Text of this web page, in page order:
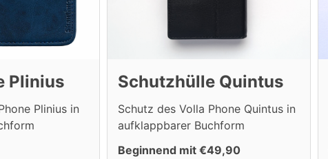
Plinius
Plinius in
Schutzhülle Quintus
Schutz des Volla Phone Quintus in
aufklappbarer Buchform
Beginnend mit €49,90